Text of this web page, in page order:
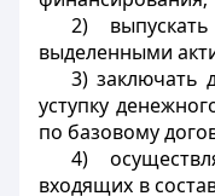
2)
выделенными
3) заключать
уступку
по базовому
4)
входящих в